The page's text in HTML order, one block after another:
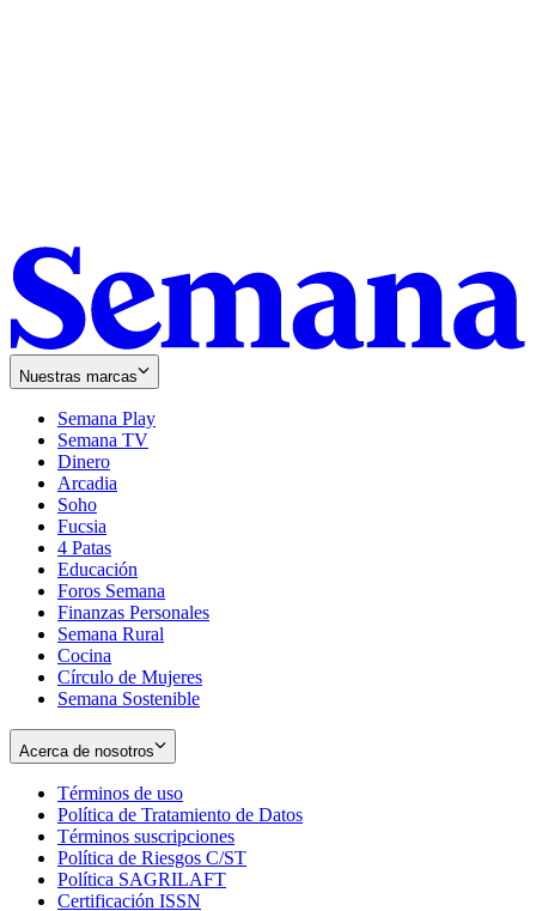
Nuestras marcas
Semana Play
Semana TV
Dinero
Arcadia
Soho
in
new
window
Fucsia
in
new
window
4 Patas
Educación
Foros Semana
Finanzas Personales
Semana Rural
Cocina
Círculo de Mujeres
Semana Sostenible
Acerca de nosotros
Términos de uso
in
new
window
Política de Tratamiento de Datos
Términos suscripciones
in
Política de Riesgos C/ST
Política SAGRILAFT
Certificación ISSN